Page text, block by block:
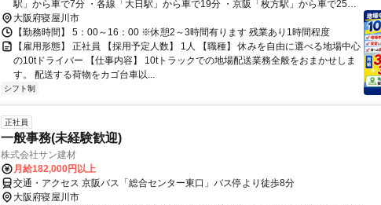
駅」から車で7分 ・各線「大日駅」から車で19分 ・京阪「枚方駅」から車で25分
〇車通勤OK！
大阪府寝屋川市
【勤務時間】 5：00～16：00 ※休憩2～3時間有ります 残業あり1時間程度
【雇用形態】 正社員 【採用予定人数】 1人 【職種】 休みを自由に選べる地場中心
の10tドライバー 【仕事内容】 10tトラックでの地場配送業務全般をおまかせしま
す。 配送する荷物をカゴ台車以...
シフト制
正社員
一般事務(未経験歓迎)
株式会社サン建材
月給182,000円以上
交通・アクセス 京阪バス「総合センター東口」バス停より徒歩8分
大阪府寝屋川市